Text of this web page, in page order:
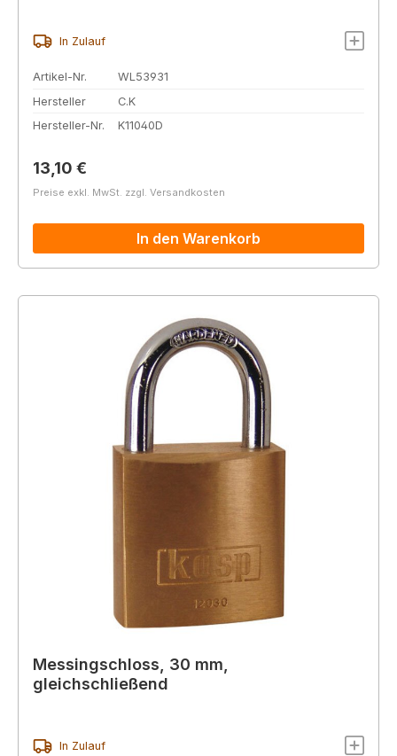
In Zulauf
Artikel-Nr.
WL53931
Hersteller
C.K
Hersteller-Nr.
K11040D
Regulärer Preis:
13,10 €
Preise exkl. MwSt. zzgl. Versandkosten
In den Warenkorb
Messingschloss, 30 mm,
gleichschließend
In Zulauf